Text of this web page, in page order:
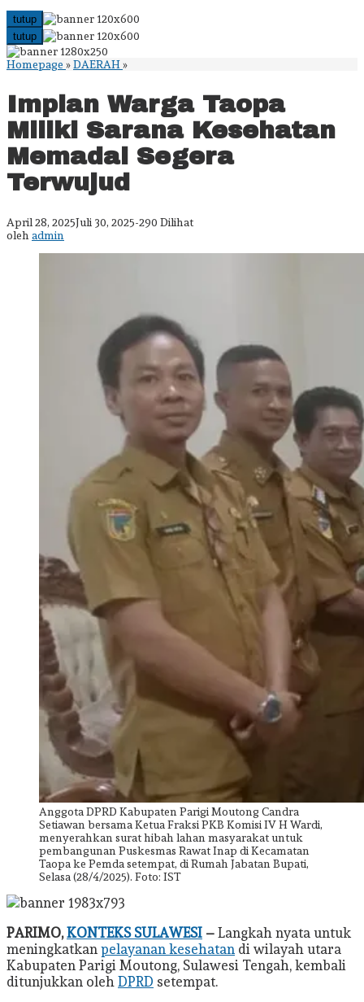
tutup
tutup
Homepage »DAERAH»Impian
Miliki
Sarana
Kesehatan
Memadai
Segera
Terwujud
Impian Warga Taopa
Miliki Sarana Kesehatan
Memadai Segera
Terwujud
April 28, 2025Juli 30, 2025oleh
-290 Dilihat
oleh admin
Anggota DPRD Kabupaten Parigi Moutong Candra
Setiawan bersama Ketua Fraksi PKB Komisi IV H Wardi,
menyerahkan surat hibah lahan masyarakat untuk
pembangunan Puskesmas Rawat Inap di Kecamatan
Taopa ke Pemda setempat, di Rumah Jabatan Bupati,
Selasa (28/4/2025). Foto: IST
PARIMO,KONTEKS SULAWESI – Langkah nyata untuk
meningkatkan pelayanan kesehatan di wilayah utara
Kabupaten Parigi Moutong, Sulawesi Tengah, kembali
ditunjukkan oleh DPRD setempat.